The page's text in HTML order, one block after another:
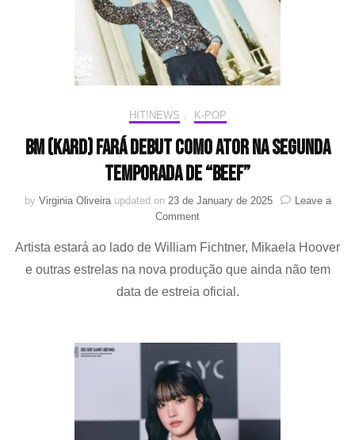
HIT!NEWS K-POP
BM (KARD) fará debut como ator na segunda
temporada de “Beef”
by Virginia Oliveira updated on 23 de January de 2025
Leave a
Commenton
(KARD)
fará
debut
como
segunda
temporada
de
“Beef”
Artista estará ao lado de William Fichtner, Mikaela Hoover
e outras estrelas na nova produção que ainda não tem
data de estreia oficial.